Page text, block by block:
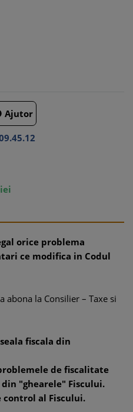
Ajutor
orice problema
ce modifica in Codul
abona la Consilier – Taxe si
fiscala din
de fiscalitate
"ghearele" Fiscului.
control al Fiscului.